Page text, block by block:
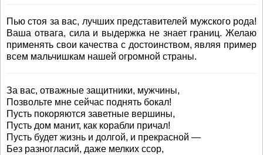
Пью стоя за вас, лучших представителей мужского рода!
Ваша отвага, сила и выдержка не знает границ. Желаю
применять свои качества с достоинством, являя пример
всем мальчишкам нашей огромной страны.
За вас, отважные защитники, мужчины,
Позвольте мне сейчас поднять бокал!
Пусть покоряются заветные вершины,
Пусть дом манит, как корабли причал!
Пусть будет жизнь и долгой, и прекрасной —
Без разногласий, даже мелких ссор,